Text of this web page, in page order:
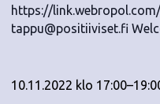
https://
tappu@positiiviset.fi
10.11.2022 klo 17:00–